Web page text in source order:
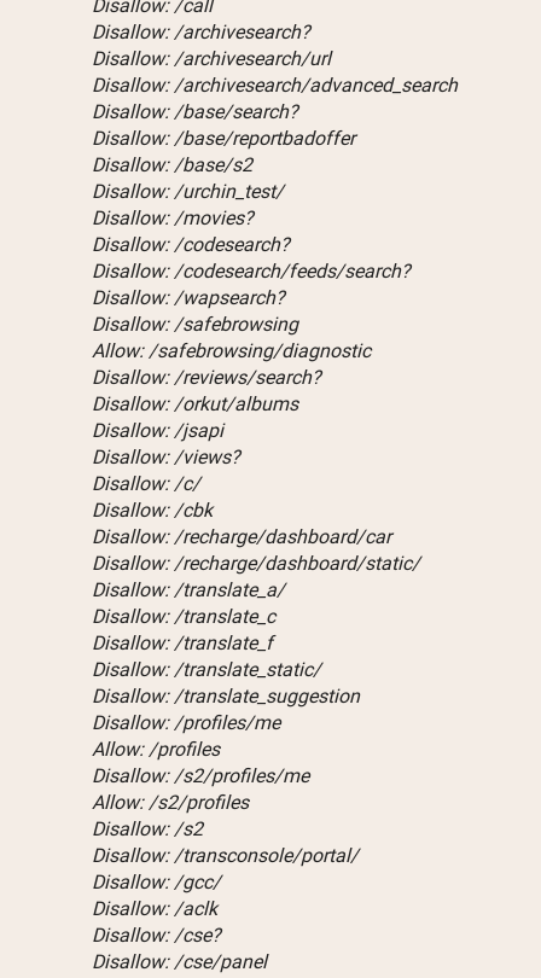
Disallow: /archivesearch?
Disallow: /archivesearch/url
Disallow: /archivesearch/advanced_search
Disallow: /base/search?
Disallow: /base/reportbadoffer
Disallow: /base/s2
Disallow: /urchin_test/
Disallow: /movies?
Disallow: /codesearch?
Disallow: /codesearch/feeds/search?
Disallow: /wapsearch?
Disallow: /safebrowsing
Allow: /safebrowsing/diagnostic
Disallow: /reviews/search?
Disallow: /orkut/albums
Disallow: /jsapi
Disallow: /views?
Disallow: /c/
Disallow: /cbk
Disallow: /recharge/dashboard/car
Disallow: /recharge/dashboard/static/
Disallow: /translate_a/
Disallow: /translate_c
Disallow: /translate_f
Disallow: /translate_static/
Disallow: /translate_suggestion
Disallow: /profiles/me
Allow: /profiles
Disallow: /s2/profiles/me
Allow: /s2/profiles
Disallow: /s2
Disallow: /transconsole/portal/
Disallow: /gcc/
Disallow: /aclk
Disallow: /cse?
Disallow: /cse/panel